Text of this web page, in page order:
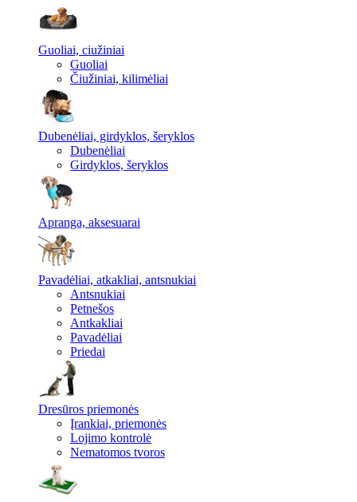
Guoliai, ciužiniai
Guoliai
Čiužiniai, kilimėliai
Dubenėliai, girdyklos, šeryklos
Dubenėliai
Girdyklos, šeryklos
Apranga, aksesuarai
Pavadėliai, atkakliai, antsnukiai
Antsnukiai
Petnešos
Antkakliai
Pavadėliai
Priedai
Dresūros priemonės
Įrankiai, priemonės
Lojimo kontrolė
Nematomos tvoros